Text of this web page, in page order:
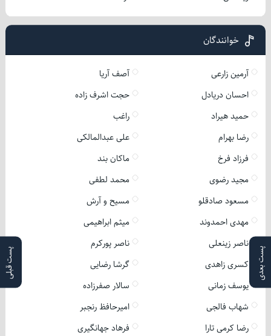
پست بعدی پست قبلی
خوانندگان
آرمین زارعی
آصف آریا
احسان دریادل
حجت اشرف زاده
حمید هیراد
راغب
رضا بهرام
علی عبدالمالکی
فرزاد فرخ
ماکان بند
مجید رضوی
محمد لطفی
مسعود صادقلو
مسیح و آرش
مهدی احمدوند
میثم ابراهیمی
ناصر زینعلی
ناصر پورکرم
کسری زاهدی
گرشا رضایی
یوسف زمانی
سالار صفرزاده
شهاب فالجی
امیرحافظ رنجبر
رضا کرمی تارا
فرهاد جهانگیری